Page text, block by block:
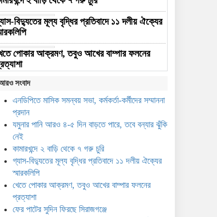
বিদ্যুতের মূল্য বৃদ্ধির প্রতিবাদে ১১ দলীয় ঐক্যের
পোকার আক্রমণ, তবুও আখের বাম্পার ফলনের
পাটের সুদিন ফিরছে সিরাজগঞ্জে
সামাজিক মাধ্যমে ছবি ভাইরাল, দ্রুত উদ্যোগে কাজীপুরে
নির্মিত হলো অস্থায়ী ভাসমান সেতু
৩০ বছর পর সিরাজগঞ্জে এসএসসি-৯৬ ব্যাচের বর্ণাঢ্য
বন্ধু উৎসব
ইকবাল হাসান মাহমুদকে নিয়ে কটূক্তির প্রতিবাদে
সিরাজগঞ্জে বিক্ষোভ
সিরাজগঞ্জে প্রতিবন্ধীদের বিনামূল্যে
প্রশিক্ষণ, মিলবে ১০ হাজার টাকা
সংবাদ
এনডিপিতে মাসিক সমন্বয় সভা, কর্মকর্তা-কর্মীদের সম্মাননা
প্রদান
যমুনার পানি আরও ৪-৫ দিন বাড়তে পারে, তবে বন্যার ঝুঁকি
নেই
কামারখন্দে ২ বাড়ি থেকে ৭ গরু চুরি
গ্যাস-বিদ্যুতের মূল্য বৃদ্ধির প্রতিবাদে ১১ দলীয় ঐক্যের
স্মারকলিপি
খেতে পোকার আক্রমণ, তবুও আখের বাম্পার ফলনের
প্রত্যাশা
ফের পাটের সুদিন ফিরছে সিরাজগঞ্জে